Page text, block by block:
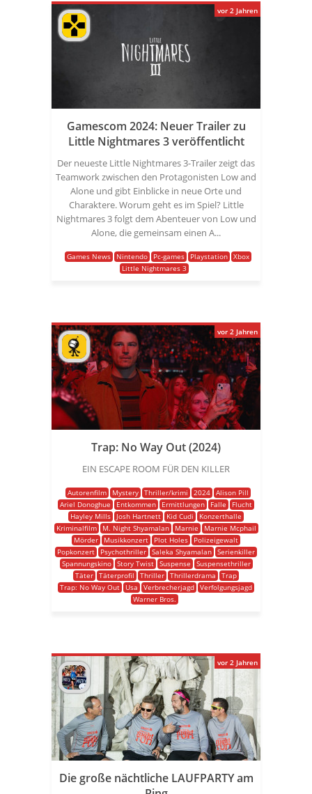
Gamescom 2024: Neuer Trailer zu
Little Nightmares 3 veröffentlicht
Der neueste Little Nightmares 3-Trailer zeigt das
Teamwork zwischen den Protagonisten Low and
Alone und gibt Einblicke in neue Orte und
Charaktere. Worum geht es im Spiel? Little
Nightmares 3 folgt dem Abenteuer von Low und
Alone, die gemeinsam einen A...
Games News Nintendo Pc-games Playstation
Xbox
Little Nightmares 3
vor 2 Jahren
Trap: No Way Out (2024)
EIN ESCAPE ROOM FÜR DEN KILLER
Autorenfilm Mystery Thriller/krimi 2024
Alison Pill
Ariel Donoghue
Entkommen Ermittlungen Falle
Flucht
Hayley Mills
Josh Hartnett Kid Cudi
Konzerthalle
Kriminalfilm
M. Night Shyamalan Marnie
Marnie Mcphail
Mörder
Musikkonzert Plot Holes
Polizeigewalt
Popkonzert
Psychothriller Saleka Shyamalan Serienkiller
Spannungskino
Story Twist Suspense
Suspensethriller
Täter Täterprofil Thriller Thrillerdrama
Trap
Trap: No Way Out
Usa Verbrecherjagd Verfolgungsjagd
Warner Bros.
vor 2 Jahren
Die große nächtliche LAUFPARTY am
vor 2 Jahren